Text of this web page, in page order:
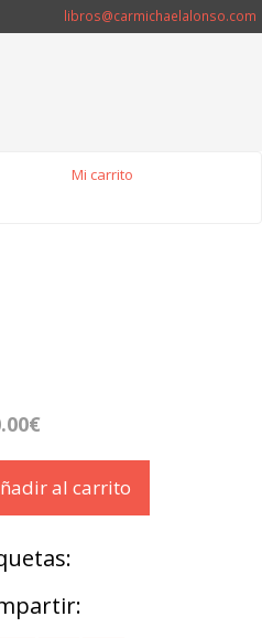
libros@carmichaelalonso.com
Mi carrito
al carrito